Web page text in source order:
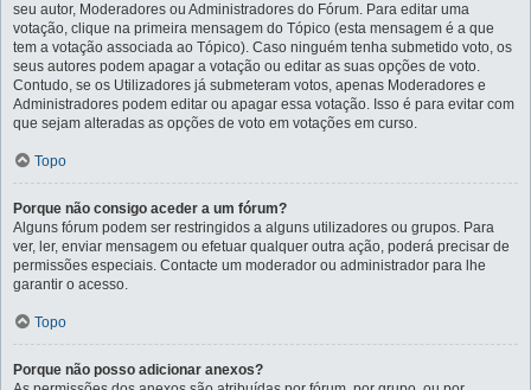
seu autor, Moderadores ou Administradores do Fórum. Para editar uma
votação, clique na primeira mensagem do Tópico (esta mensagem é a que
tem a votação associada ao Tópico). Caso ninguém tenha submetido voto, os
seus autores podem apagar a votação ou editar as suas opções de voto.
Contudo, se os Utilizadores já submeteram votos, apenas Moderadores e
Administradores podem editar ou apagar essa votação. Isso é para evitar com
que sejam alteradas as opções de voto em votações em curso.
Topo
Porque não consigo aceder a um fórum?
Alguns fórum podem ser restringidos a alguns utilizadores ou grupos. Para
ver, ler, enviar mensagem ou efetuar qualquer outra ação, poderá precisar de
permissões especiais. Contacte um moderador ou administrador para lhe
garantir o acesso.
Topo
Porque não posso adicionar anexos?